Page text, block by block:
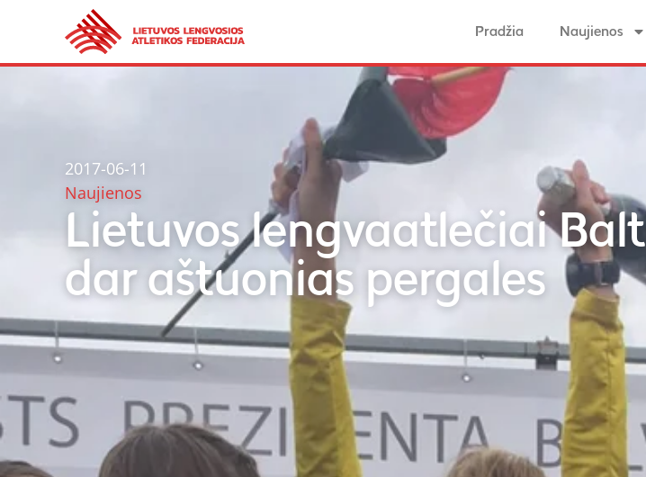
Pradžia Naujienos
2017-06-11
Naujienos
Lietuvos lengvaatlečiai
dar aštuonias pergales